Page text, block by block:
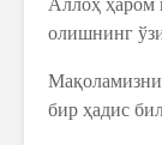
олишнинг
бир ҳадис